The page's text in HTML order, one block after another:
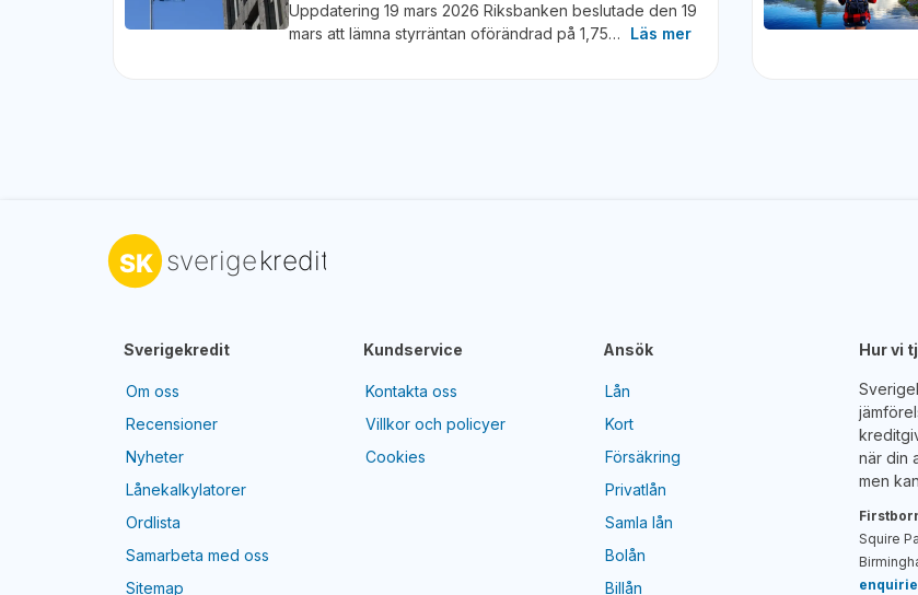
Uppdatering 19 mars 2026 Riksbanken beslutade den 19
mars att lämna styrräntan oförändrad på 1,75…
Läs mer
Sverigekredit
Om oss
Recensioner
Nyheter
Lånekalkylatorer
Ordlista
Samarbeta med oss
Sitemap
Kundservice
Kontakta oss
Villkor och policyer
Cookies
Ansök
Lån
Kort
Försäkring
Privatlån
Samla lån
Bolån
Billån
Hur vi
när din
men
Squire